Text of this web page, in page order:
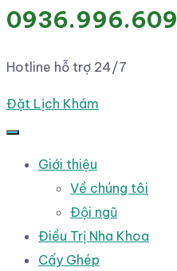
0936.996.609
Hotline hỗ trợ 24/7
Đặt Lịch Khám
Giới thiệu
Về chúng tôi
Đội ngũ
Điều Trị Nha Khoa
Cấy Ghép